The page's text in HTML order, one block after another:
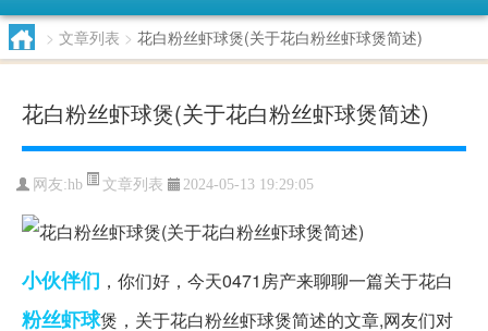
> 文章列表 > 花白粉丝虾球煲(关于花白粉丝虾球煲简述)
花白粉丝虾球煲(关于花白粉丝虾球煲简述)
网友:hb 文章列表 2024-05-13 19:29:05
小伙伴们 ，你们好，今天0471房产来聊聊一篇关于花白
粉丝虾球煲，关于花白粉丝虾球煲简述的文章,网友们对